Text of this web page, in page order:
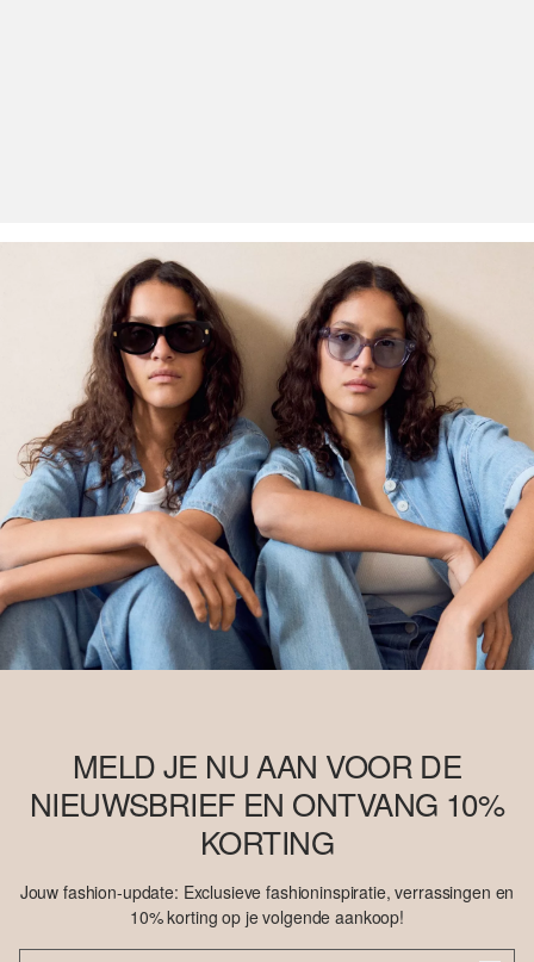
MELD JE NU AAN VOOR DE
NIEUWSBRIEF EN ONTVANG 10%
KORTING
Jouw fashion-update: Exclusieve fashioninspiratie, verrassingen en
10% korting op je volgende aankoop!